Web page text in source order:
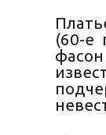
(60-е